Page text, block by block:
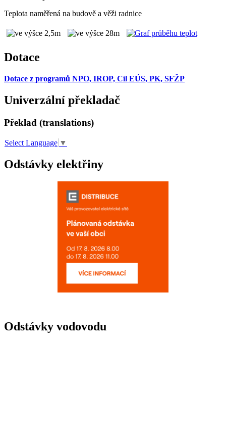
Teplota naměřená na budově a věži radnice
Dotace
Dotace z programů NPO, IROP, Cíl EÚS, PK, SFŽP
Univerzální překladač
Překlad (translations)
Select Language ▼
Odstávky elektřiny
Odstávky vodovodu